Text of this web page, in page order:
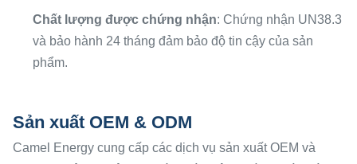
Chất lượng được chứng nhận: Chứng nhận UN38.3
và bảo hành 24 tháng đảm bảo độ tin cậy của sản
phẩm.
Sản xuất OEM & ODM
Camel Energy cung cấp các dịch vụ sản xuất OEM và